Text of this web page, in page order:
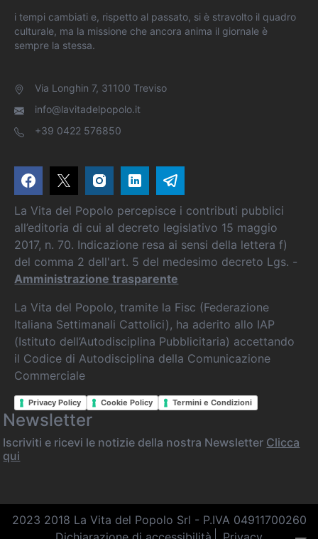
i tempi cambiati e, rispetto al passato, si è stravolto il quadro
culturale, ma la missione che ancora anima il giornale è
sempre la stessa.
Via Longhin 7, 31100 Treviso
info@lavitadelpopolo.it
+39 0422 576850
La Vita del Popolo percepisce i contributi pubblici
all’editoria di cui al decreto legislativo 15 maggio
2017, n. 70. Indicazione resa ai sensi della lettera f)
del comma 2 dell'art. 5 del medesimo decreto Lgs. -
Amministrazione trasparente
La Vita del Popolo, tramite la Fisc (Federazione
Italiana Settimanali Cattolici), ha aderito allo IAP
(Istituto dell’Autodisciplina Pubblicitaria) accettando
il Codice di Autodisciplina della Comunicazione
Commerciale
Privacy Policy Cookie Policy Termini e Condizioni
Newsletter
Iscriviti e ricevi le notizie della nostra Newsletter Clicca
qui
2023 2018 La Vita del Popolo Srl - P.IVA 04911700260